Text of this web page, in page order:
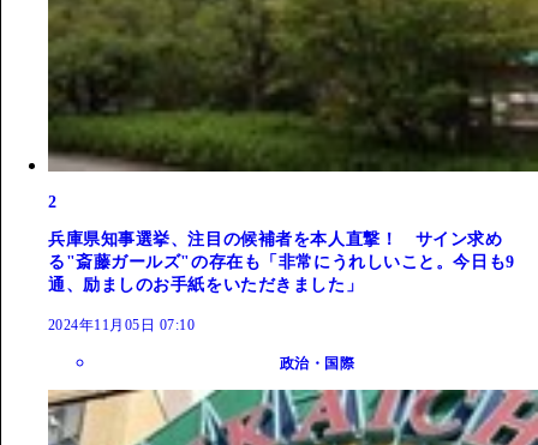
2
兵庫県知事選挙、注目の候補者を本人直撃！ サイン求め
る"斎藤ガールズ"の存在も「非常にうれしいこと。今日も9
通、励ましのお手紙をいただきました」
2024年11月05日 07:10
政治・国際